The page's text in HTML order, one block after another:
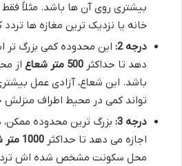
بیشتری روی آن ها باشد. مثلاً
خانه یا نزدیک ترین مغازه ها تردد
درجه 2:
این محدوده کمی بزرگ تر
دهد تا حداکثر 500 متر شعاع
از
باشد. این شعاع، آزادی عمل
تواند کمی در محیط اطراف منزلش
درجه 3:
اجازه می دهد تا حداکثر 1000 متر شعاع
محل سکونت مشخص شده اش تردد